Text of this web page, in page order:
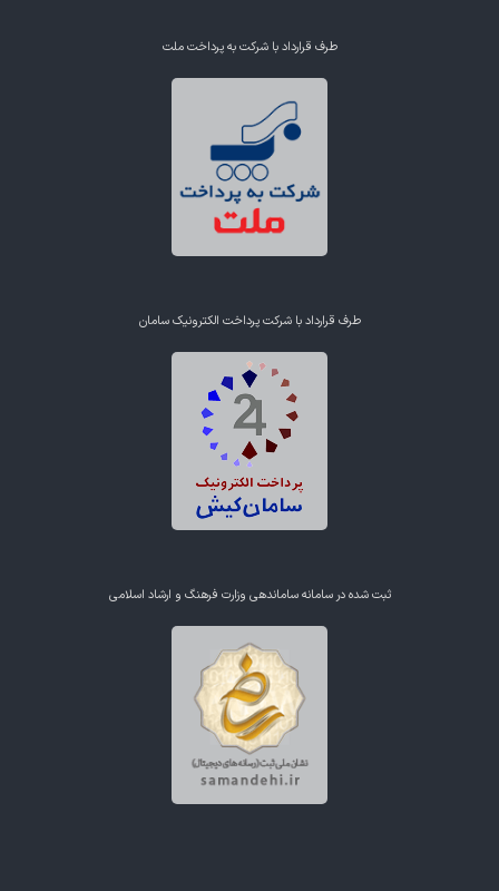
طرف قرارداد با شرکت به پرداخت ملت
طرف قرارداد با شرکت پرداخت الکترونیک سامان
ثبت شده در سامانه ساماندهی وزارت فرهنگ و ارشاد اسلامی